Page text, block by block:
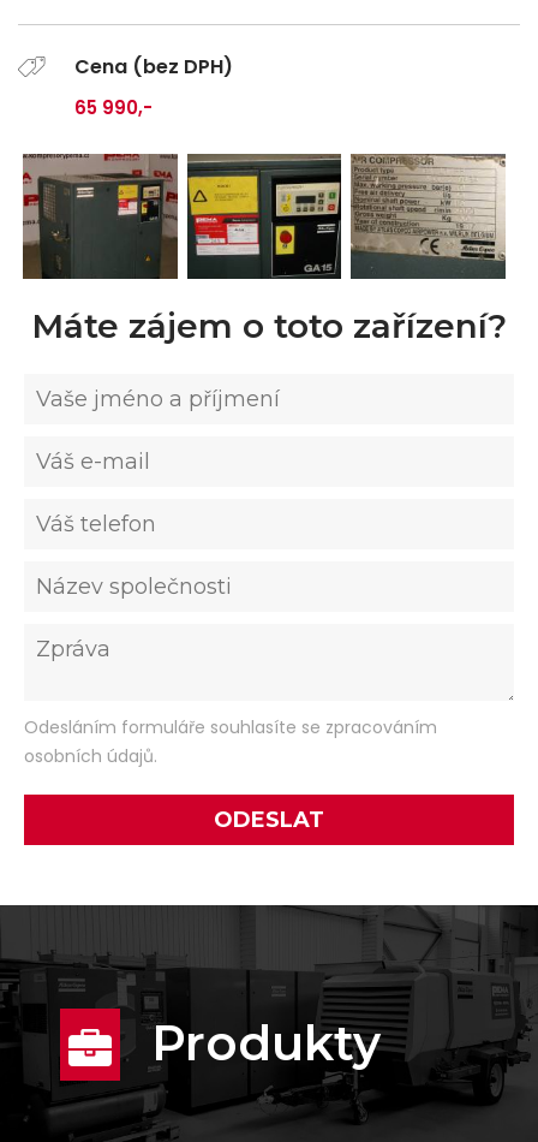
Cena (bez DPH)
65 990,-
Máte zájem o toto zařízení?
Odesláním formuláře souhlasíte se zpracováním
osobních údajů.
Produkty